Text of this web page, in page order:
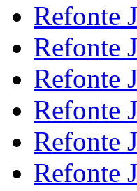
Refonte
Refonte
Refonte
Refonte
Refonte
Refonte